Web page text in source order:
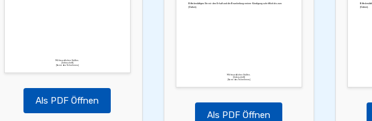
Mit freundlichen Grüßen,
[Unterschrift]
[Name des Teilnehmers]
Als PDF Öffnen
Bitte bestätigen Sie mir den Erhalt und die Bearbeitung meiner Kündigung schriftlich bis zum
[Datum].
Mit freundlichen Grüßen,
[Unterschrift]
[Name des Teilnehmers]
Als PDF Öffnen
Bitte
[Datum].